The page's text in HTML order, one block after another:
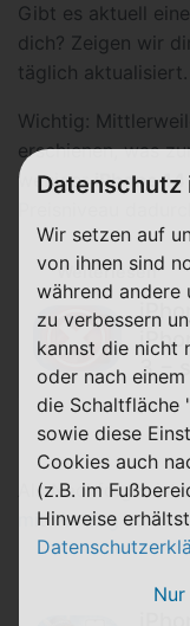
Gibt es aktuell
dich? Zeigen wir
täglich aktualisiert.
Wichtig:
erschienen, was
wenigeriPhone 14
Weiterlesen
3 −
Als Nachfolger
mit Vertrag zu
Wir setzen auf
von ihnen sind
während andere
zu verbessern
kannst die nicht
oder nach
die Schaltfläche
sowie diese
Cookies auch
(z.B. im
Hinweise